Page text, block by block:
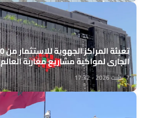
الجاري لمواكبة مشاريع مغاربة العالم
7 غشت 2026 - 17:32